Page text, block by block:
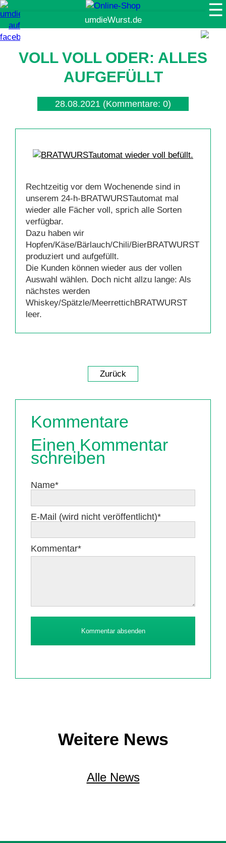
VOLL VOLL ODER: ALLES
AUFGEFÜLLT
28.08.2021 (Kommentare: 0)
Rechtzeitig vor dem Wochenende sind in
unserem 24-h-BRATWURSTautomat mal
wieder alle Fächer voll, sprich alle Sorten
verfügbar.
Dazu haben wir
Hopfen/Käse/Bärlauch/Chili/BierBRATWURST
produziert und aufgefüllt.
Die Kunden können wieder aus der vollen
Auswahl wählen. Doch nicht allzu lange: Als
nächstes werden
Whiskey/Spätzle/MeerrettichBRATWURST
leer.
Zurück
Kommentare
Einen Kommentar
schreiben
Pflichtfeld
Name*
Pflichtfeld
E-Mail (wird nicht veröffentlicht)*
Pflichtfeld
Kommentar*
Kommentar absenden
Weitere News
Alle News
☰